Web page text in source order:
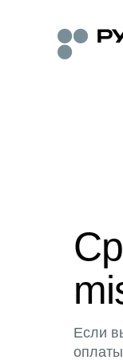
Если